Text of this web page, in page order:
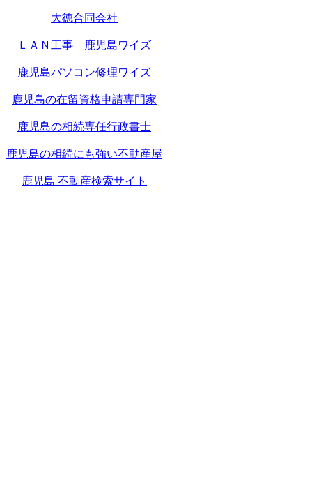
大徳合同会社
ＬＡＮ工事 鹿児島ワイズ
鹿児島パソコン修理ワイズ
鹿児島の在留資格申請専門家
鹿児島の相続専任行政書士
鹿児島の相続にも強い不動産屋
鹿児島 不動産検索サイト